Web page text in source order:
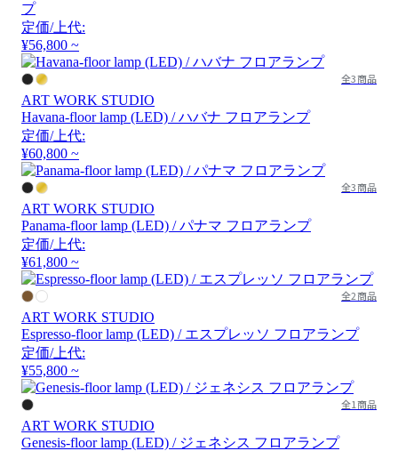
プ
定価/上代:
¥56,800 ~
全3商品
ART WORK STUDIO
Havana-floor lamp (LED) / ハバナ フロアランプ
定価/上代:
¥60,800 ~
全3商品
ART WORK STUDIO
Panama-floor lamp (LED) / パナマ フロアランプ
定価/上代:
¥61,800 ~
全2商品
ART WORK STUDIO
Espresso-floor lamp (LED) / エスプレッソ フロアランプ
定価/上代:
¥55,800 ~
全1商品
ART WORK STUDIO
Genesis-floor lamp (LED) / ジェネシス フロアランプ